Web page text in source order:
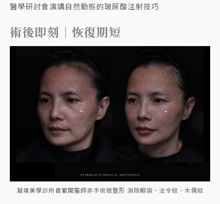
醫學研討會演講自然動態的玻尿酸注射技巧
術後即刻｜恢復期短
凝境美學診所曾繁聞醫師非手術微整形 消除眼袋、法令紋、木偶紋